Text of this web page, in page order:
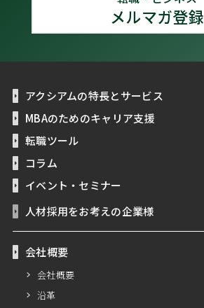
メルマガ登録
アクシアムの特長とサービス
MBAのためのキャリア支援
転職ツール
コラム
イベント・セミナー
人材採用をお考えの企業様
会社概要
会社概要
沿革